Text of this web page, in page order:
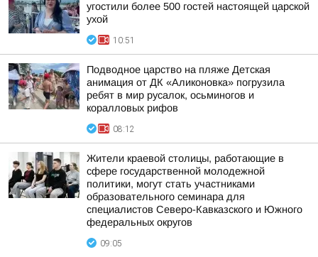
угостили более 500 гостей настоящей царской
ухой
10:51
Подводное царство на пляже Детская
анимация от ДК «Аликоновка» погрузила
ребят в мир русалок, осьминогов и
коралловых рифов
08:12
Жители краевой столицы, работающие в
сфере государственной молодежной
политики, могут стать участниками
образовательного семинара для
специалистов Северо-Кавказского и Южного
федеральных округов
09:05